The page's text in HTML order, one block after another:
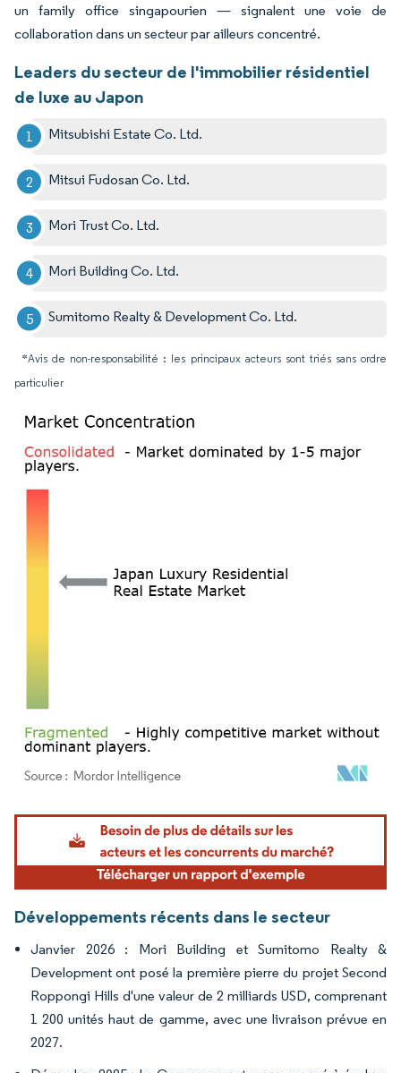
un family office singapourien — signalent une voie de
collaboration dans un secteur par ailleurs concentré.
Leaders du secteur de l'immobilier résidentiel
de luxe au Japon
Mitsubishi Estate Co. Ltd.
Mitsui Fudosan Co. Ltd.
Mori Trust Co. Ltd.
Mori Building Co. Ltd.
Sumitomo Realty & Development Co. Ltd.
*Avis de non-responsabilité : les principaux acteurs sont triés sans ordre
particulier
Image © Mordor Intelligence. La réutilisation nécessite une attribution sous CC BY
Développements récents dans le secteur
Janvier 2026 : Mori Building et Sumitomo Realty &
Development ont posé la première pierre du projet Second
Roppongi Hills d'une valeur de 2 milliards USD, comprenant
1 200 unités haut de gamme, avec une livraison prévue en
2027.